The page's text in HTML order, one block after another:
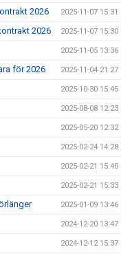
2026 2025-11-07 15:31
2026 2025-11-07 15:30
2025-11-05 13:36
för 2026 2025-11-04 21:27
2025-10-30 15:45
2025-08-08 12:23
2025-05-20 12:32
2025-02-24 14:28
2025-02-21 15:40
2025-02-21 15:33
2025-01-09 13:46
2024-12-20 13:47
2024-12-12 15:37